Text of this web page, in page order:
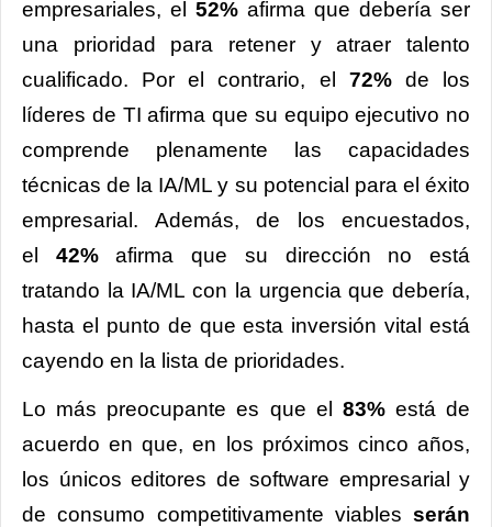
empresariales, el 52% afirma que debería ser
una prioridad para retener y atraer talento
cualificado. Por el contrario, el 72%de los
líderes de TI afirma que su equipo ejecutivo no
comprende plenamente las capacidades
técnicas de la IA/ML y su potencial para el éxito
empresarial. Además, de los encuestados,
el 42%afirma que su dirección no está
tratando la IA/ML con la urgencia que debería,
hasta el punto de que esta inversión vital está
cayendo en la lista de prioridades.
Lo más preocupante es que el 83%está de
acuerdo en que, en los próximos cinco años,
los únicos editores de software empresarial y
de consumo competitivamente viables serán